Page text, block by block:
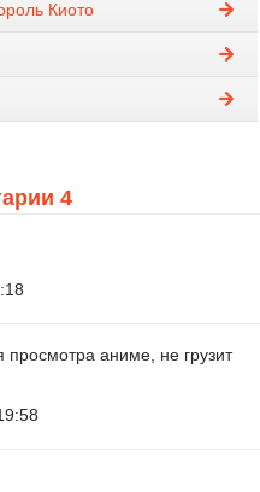
Киото
4
аниме, не грузит